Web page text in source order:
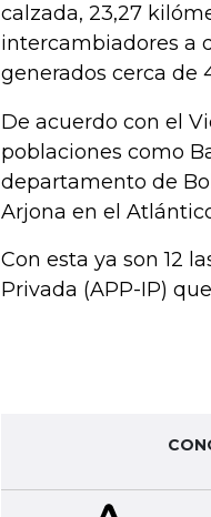
calzada, 23,27
intercambiadores a
generados cerca de
De acuerdo con el
poblaciones como
departamento de
Arjona en el
Con esta ya son 12
Privada (APP-IP)